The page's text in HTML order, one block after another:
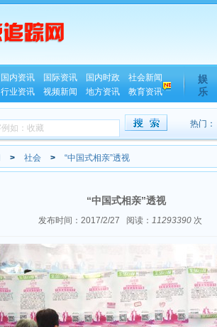
国内资讯 国际资讯 国内时政
社会新闻
行业资讯
视频新闻 地方资讯 教育资讯
娱
乐
热门：
> 社会 > “中国式相亲”透视
“中国式相亲”透视
发布时间：2017/2/27 阅读： 11293390次